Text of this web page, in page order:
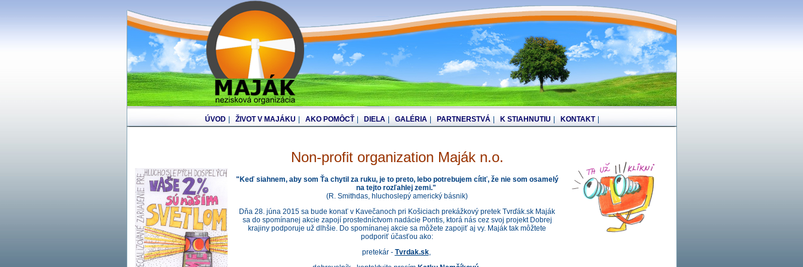
ÚVOD ŽIVOT V MAJÁKU AKO POMÔCŤ| DIELA GALÉRIA PARTNERSTVÁ K STIAHNUTIU KONTAKT|
Non-profit organization Maják n.o.
"Keď siahnem, aby som Ťa chytil za ruku, je to preto, lebo potrebujem cítiť, že nie som osamelý
na tejto rozľahlej zemi."
(R. Smithdas, hluchoslepý americký básnik)
Dňa 28. júna 2015 sa bude konať v Kavečanoch pri Košiciach prekážkový pretek Tvrďák.sk Maják
sa do spomínanej akcie zapojí prostedníctvom nadácie Pontis, ktorá nás cez svoj projekt Dobrej
krajiny podporuje už dlhšie. Do spomínanej akcie sa môžete zapojiť aj vy. Maják tak môžtete
podporiť účasťou ako:
pretekár - Tvrdak.sk,